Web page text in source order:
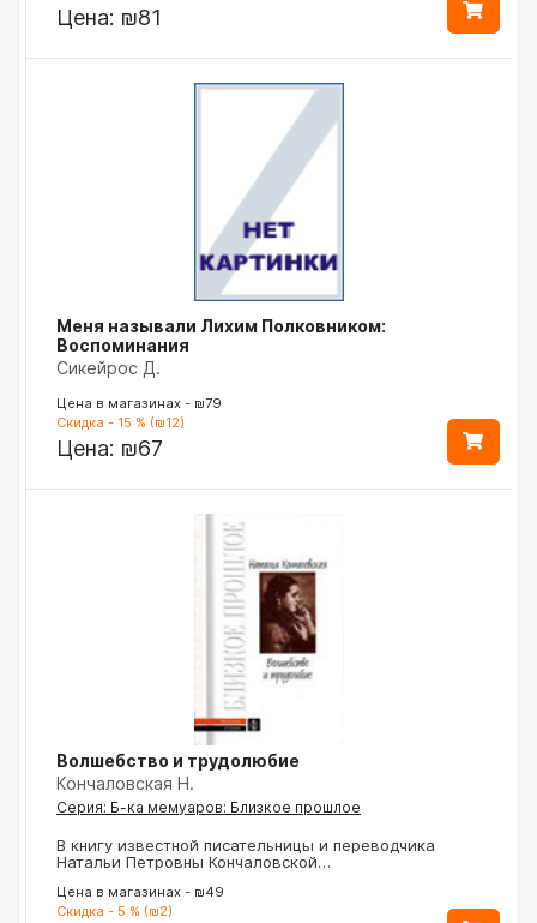
Цена: ₪81
Меня называли Лихим Полковником:
Воспоминания
Сикейрос Д.
Цена в магазинах - ₪79
Скидка - 15 % (₪12)
Цена: ₪67
Волшебство и трудолюбие
Кончаловская Н.
Серия: Б-ка мемуаров: Близкое прошлое
В книгу известной писательницы и переводчика
Натальи Петровны Кончаловской…
Цена в магазинах - ₪49
Скидка - 5 % (₪2)